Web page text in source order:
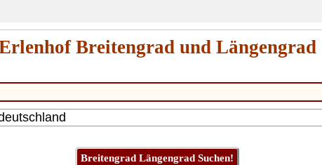
Breitengrad und Längengrad